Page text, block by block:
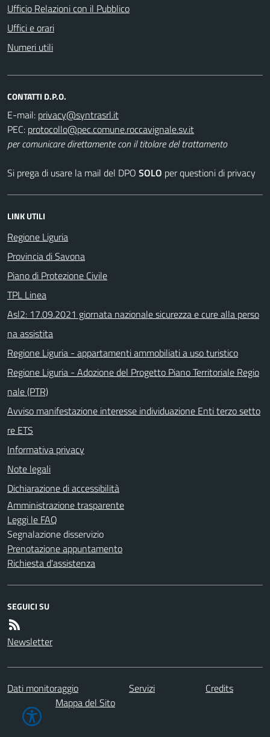
Ufficio Relazioni con il Pubblico
Uffici e orari
Numeri utili
CONTATTI D.P.O.
E-mail:
PEC:
per comunicare direttamente con il titolare del trattamento
Si prega di usare la mail del DPO SOLO per questioni di privacy
LINK UTILI
Regione Liguria
Provincia di Savona
Piano di Protezione Civile
TPL Linea
Asl2: 17.09.2021 giornata nazionale sicurezza e cure alla perso
na assistita
Regione Liguria - appartamenti ammobiliati a uso turistico
Regione Liguria - Adozione del Progetto Piano Territoriale Regio
nale (PTR)
Avviso manifestazione interesse individuazione Enti terzo setto
re ETS
Informativa privacy
Note legali
Dichiarazione di accessibilità
Amministrazione trasparente
Leggi le FAQ
Segnalazione disservizio
Prenotazione appuntamento
Richiesta d'assistenza
SEGUICI SU
Newsletter
Dati monitoraggio Servizi
Credits
Mappa del Sito